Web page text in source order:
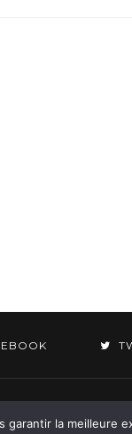
garantir la meilleure